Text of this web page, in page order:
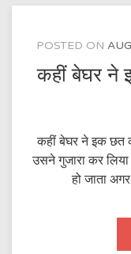
POSTED ON
कहीं बेघर ने
कहीं बेघर ने इक छत
उसने गुजारा कर
हो जाता